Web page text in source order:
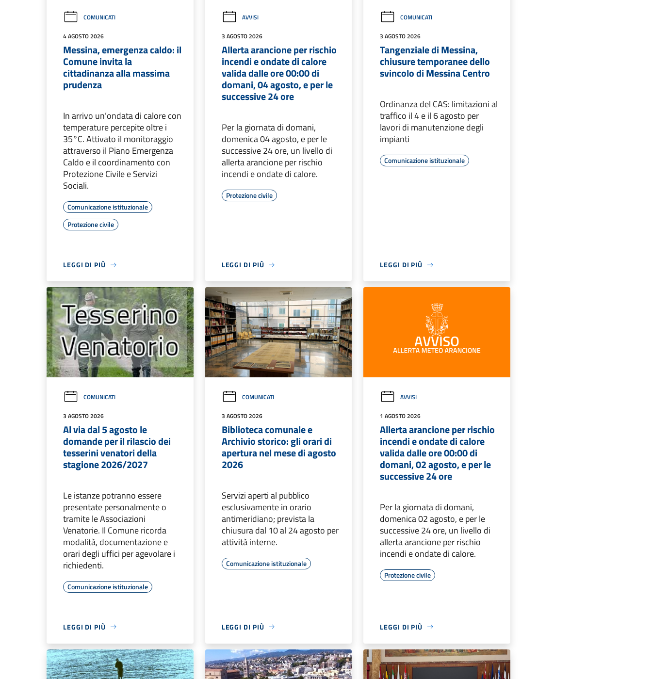
COMUNICATI
4 AGOSTO 2026
Messina, emergenza caldo: il
Comune invita la
cittadinanza alla massima
prudenza
In arrivo un’ondata di calore con
temperature percepite oltre i
35°C. Attivato il monitoraggio
attraverso il Piano Emergenza
Caldo e il coordinamento con
Protezione Civile e Servizi
Sociali.
Comunicazione istituzionale
Protezione civile
LEGGI DI PIÙ
AVVISI
3 AGOSTO 2026
Allerta arancione per rischio
incendi e ondate di calore
valida dalle ore 00:00 di
domani, 04 agosto, e per le
successive 24 ore
Per la giornata di domani,
domenica 04 agosto, e per le
successive 24 ore, un livello di
allerta arancione per rischio
incendi e ondate di calore.
Protezione civile
LEGGI DI PIÙ
COMUNICATI
3 AGOSTO 2026
Tangenziale di Messina,
chiusure temporanee dello
svincolo di Messina Centro
Ordinanza del CAS: limitazioni al
traffico il 4 e il 6 agosto per
lavori di manutenzione degli
impianti
Comunicazione istituzionale
LEGGI DI PIÙ
COMUNICATI
3 AGOSTO 2026
Al via dal 5 agosto le
domande per il rilascio dei
tesserini venatori della
stagione 2026/2027
Le istanze potranno essere
presentate personalmente o
tramite le Associazioni
Venatorie. Il Comune ricorda
modalità, documentazione e
orari degli uffici per agevolare i
richiedenti.
Comunicazione istituzionale
LEGGI DI PIÙ
COMUNICATI
3 AGOSTO 2026
Biblioteca comunale e
Archivio storico: gli orari di
apertura nel mese di agosto
2026
Servizi aperti al pubblico
esclusivamente in orario
antimeridiano; prevista la
chiusura dal 10 al 24 agosto per
attività interne.
Comunicazione istituzionale
LEGGI DI PIÙ
AVVISI
1 AGOSTO 2026
Allerta arancione per rischio
incendi e ondate di calore
valida dalle ore 00:00 di
domani, 02 agosto, e per le
successive 24 ore
Per la giornata di domani,
domenica 02 agosto, e per le
successive 24 ore, un livello di
allerta arancione per rischio
incendi e ondate di calore.
Protezione civile
LEGGI DI PIÙ